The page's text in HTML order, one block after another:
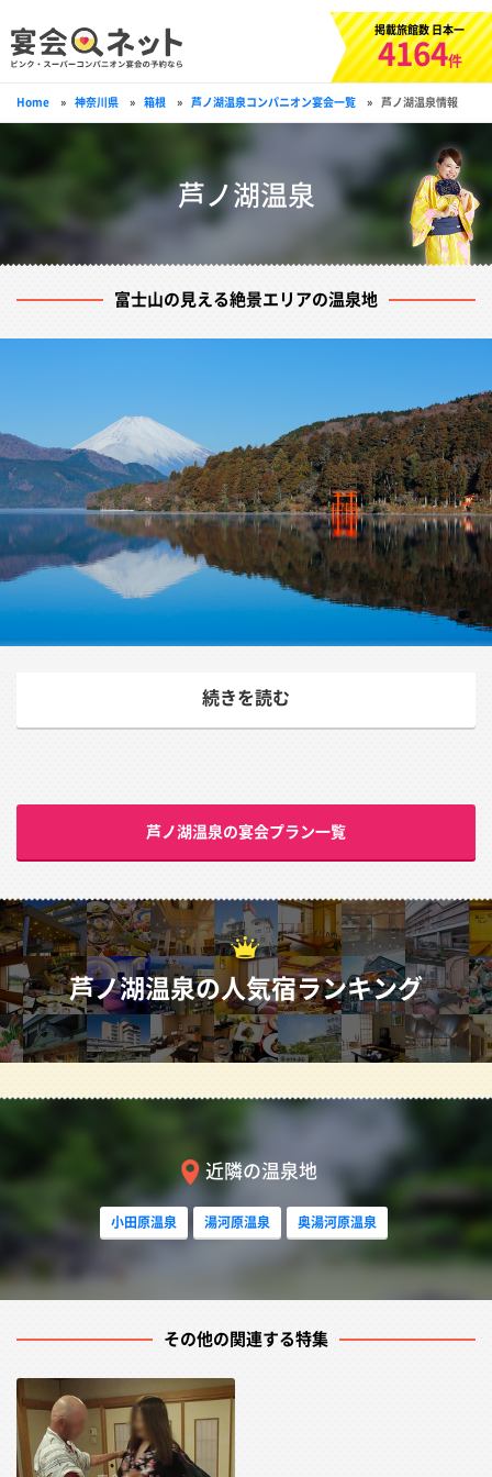
掲載旅館数 日本一
4164件
Home » 神奈川県 » 箱根 » 芦ノ湖温泉コンパニオン宴会一覧 » 芦ノ湖温泉情報
芦ノ湖温泉
富士山の見える絶景エリアの温泉地
観光とともに楽しむ温泉
気の温泉地となっています。箱根登山鉄道での散策にも便
利で、一度は訪れたい温泉と言えるでしょう。
羅、箱根を代表する史跡や景観に恵まれ，また遊覧船の基
地としてこのエリアを訪れる人が必ず立ち寄る所。是非、
ゆったりとした温泉旅行をお楽しみください。
もちろん、芦ノ湖と富士を眺めながらの温泉も格別で、美
人コンパニオンと寄り添いつつ、温泉に浸りながら富士山
な、男性の悦ぶツボを知り尽くした地元の女の子です。是
非とも箱根の湯けむり美女の癒しを体験してみてくださ
い。
芦ノ湖温泉の宴会プラン一覧
続きを読む
芦ノ湖温泉の宴会プラン一覧
芦ノ湖温泉の人気宿ランキング
近隣の温泉地
小田原温泉 湯河原温泉 奥湯河原温泉
その他の関連する特集